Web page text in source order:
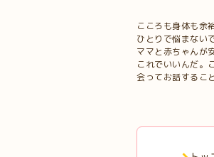
こころも身体も余
ひとりで悩まないで
ママと赤ちゃんが
これでいいんだ。
会ってお話するこ